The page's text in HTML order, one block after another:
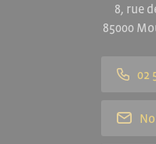
8, rue
85000
02